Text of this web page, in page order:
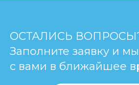
ОСТАЛИСЬ
Заполните заявку и
с вами в ближайшее